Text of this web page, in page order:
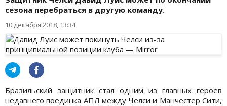
сезона перебраться в другую команду.
10 декабря 2018, 13:34
Бразильский защитник стал одним из главных героев
недавнего поединка АПЛ между Челси и Манчестер Сити,